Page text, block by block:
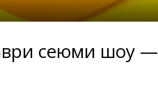
сеюми шоу —